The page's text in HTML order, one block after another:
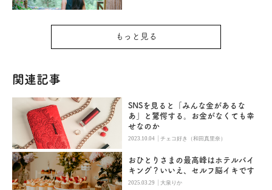
もっと見る
関連記事
SNSを見ると「みんな金があるな
あ」と驚愕する。お金がなくても幸
せなのか
2023.10.04 |チェコ好き（和田真里奈）
おひとりさまの最高峰はホテルバイ
キング？いいえ、セルフ脳イキです
2025.03.29 |大泉りか